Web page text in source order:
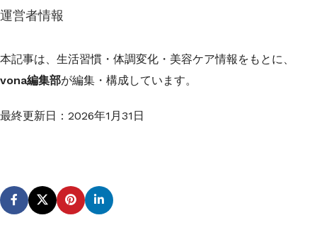
運営者情報
本記事は、生活習慣・体調変化・美容ケア情報をもとに、
vona編集部が編集・構成しています。
最終更新日： 2026年1月31日